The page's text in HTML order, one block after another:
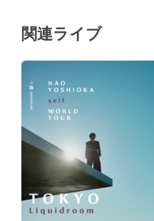
関連ライブ